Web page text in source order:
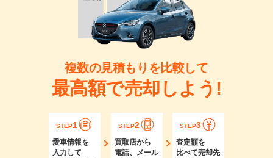
複数の見積もりを比較して
最高額で売却しよう!
STEP1
愛車情報を
入力して
STEP2
買取店から
電話、メール
STEP3
査定額を
比べて売却先